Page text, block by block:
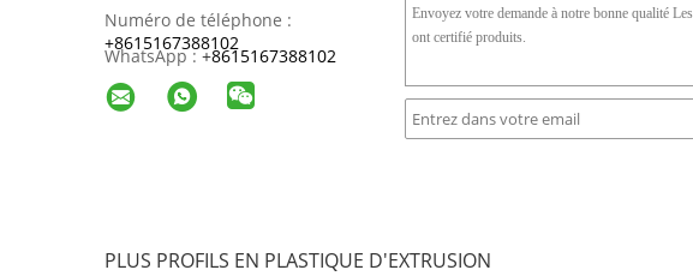
Numéro de téléphone :
+8615167388102
WhatsApp :+8615167388102
PLUS PROFILS EN PLASTIQUE D'EXTRUSION